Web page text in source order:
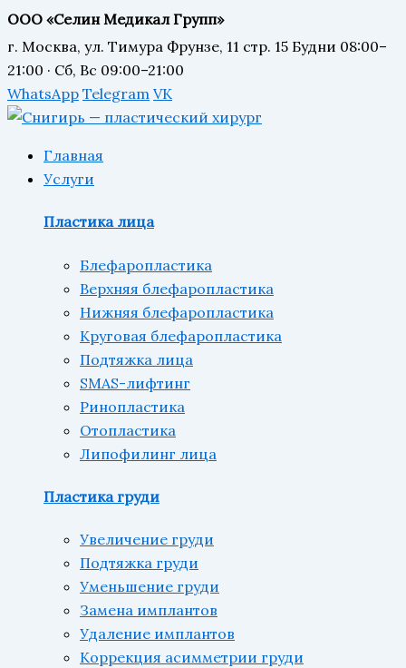
ООО «Селин Медикал Групп»
г. Москва, ул. Тимура Фрунзе, 11 стр. 15 Будни 08:00–
21:00 · Сб, Вс 09:00–21:00
WhatsApp Telegram VK
Главная
Услуги
Пластика лица
Блефаропластика
Верхняя блефаропластика
Нижняя блефаропластика
Круговая блефаропластика
Подтяжка лица
SMAS-лифтинг
Ринопластика
Отопластика
Липофилинг лица
Пластика груди
Увеличение груди
Подтяжка груди
Уменьшение груди
Замена имплантов
Удаление имплантов
Коррекция асимметрии груди